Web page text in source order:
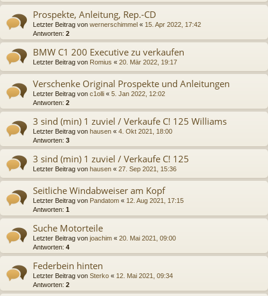
Prospekte, Anleitung, Rep.-CD
Letzter Beitrag von wernerschimmel « 15. Apr 2022, 17:42
Antworten: 2
BMW C1 200 Executive zu verkaufen
Letzter Beitrag von Romius « 20. Mär 2022, 19:17
Verschenke Original Prospekte und Anleitungen
Letzter Beitrag von c1olli « 5. Jan 2022, 12:02
Antworten: 2
3 sind (min) 1 zuviel / Verkaufe C! 125 Williams
Letzter Beitrag von hausen « 4. Okt 2021, 18:00
Antworten: 3
3 sind (min) 1 zuviel / Verkaufe C! 125
Letzter Beitrag von hausen « 27. Sep 2021, 15:36
Seitliche Windabweiser am Kopf
Letzter Beitrag von Pandatom « 12. Aug 2021, 17:15
Antworten: 1
Suche Motorteile
Letzter Beitrag von joachim « 20. Mai 2021, 09:00
Antworten: 4
Federbein hinten
Letzter Beitrag von Sterko « 12. Mai 2021, 09:34
Antworten: 2